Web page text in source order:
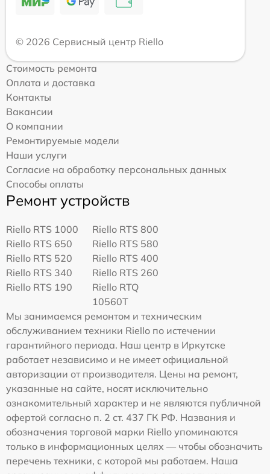
© 2026 Сервисный центр Riello
Стоимость ремонта
Оплата и доставка
Контакты
Вакансии
О компании
Ремонтируемые модели
Наши услуги
Согласие на обработку персональных данных
Способы оплаты
Ремонт устройств
Riello RTS 1000
Riello RTS 800
Riello RTS 650
Riello RTS 580
Riello RTS 520
Riello RTS 400
Riello RTS 340
Riello RTS 260
Riello RTS 190
Riello RTQ
10560T
Мы занимаемся ремонтом и техническим
обслуживанием техники Riello по истечении
гарантийного периода. Наш центр в Иркутске
работает независимо и не имеет официальной
авторизации от производителя. Цены на ремонт,
указанные на сайте, носят исключительно
ознакомительный характер и не являются публичной
офертой согласно п. 2 ст. 437 ГК РФ. Названия и
обозначения торговой марки Riello упоминаются
только в информационных целях — чтобы обозначить
перечень техники, с которой мы работаем. Наша